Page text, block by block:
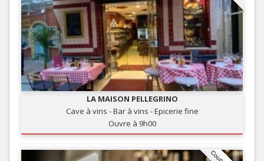
LA MAISON PELLEGRINO
Cave à vins - Bar à vins - Epicerie fine
Ouvre à 9h00